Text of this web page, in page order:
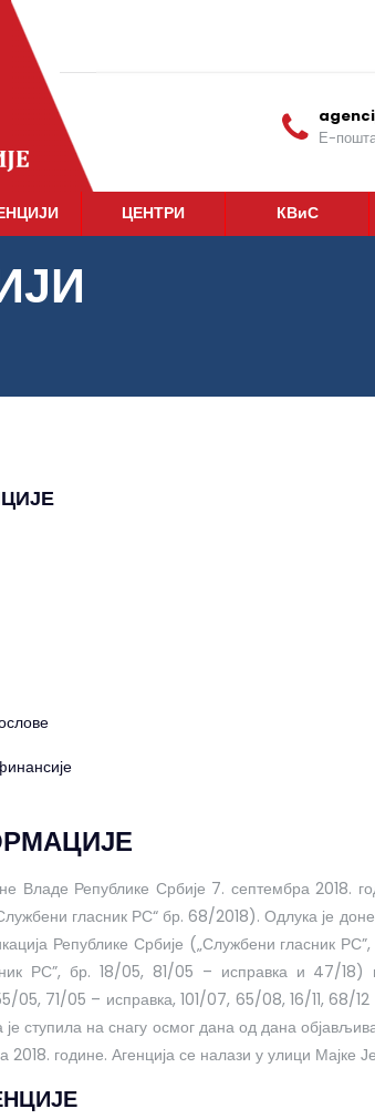
Е-
ЦЕНТРИ КВиС
Владе Републике Србије 7. септембра
гласник РС“ бр. 68/2018). Одлука је
Републике Србије („Службени гласник
РС”, бр. 18/05, 81/05 – исправка и 47/
05, 71/05 – исправка, 101/07, 65/08, 16/11,
ступила на снагу осмог дана од дана
2018. године. Агенција се налази у улици Мајке